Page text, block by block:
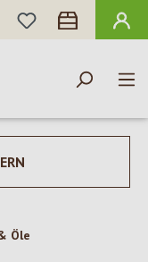
DU HAST 0
Öle